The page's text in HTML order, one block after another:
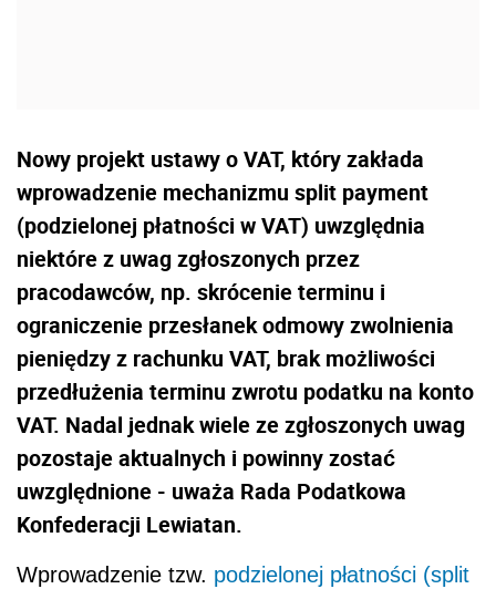
Nowy projekt ustawy o VAT, który zakłada
wprowadzenie mechanizmu split payment
(podzielonej płatności w VAT) uwzględnia
niektóre z uwag zgłoszonych przez
pracodawców, np. skrócenie terminu i
ograniczenie przesłanek odmowy zwolnienia
pieniędzy z rachunku VAT, brak możliwości
przedłużenia terminu zwrotu podatku na konto
VAT. Nadal jednak wiele ze zgłoszonych uwag
pozostaje aktualnych i powinny zostać
uwzględnione - uważa Rada Podatkowa
Konfederacji Lewiatan.
Wprowadzenie tzw. podzielonej płatności (split